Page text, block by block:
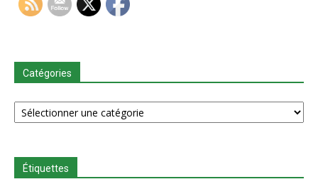
Catégories
Catégories
Étiquettes